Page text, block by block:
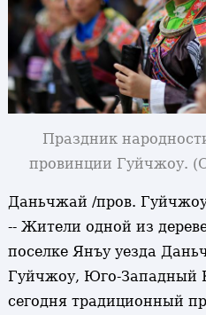
Праздник
провинции Гуйчжоу.
Даньчжай /пров.
-- Жители одной из
поселке Янъу уезда
Гуйчжоу, Юго-Западный
сегодня традиционный